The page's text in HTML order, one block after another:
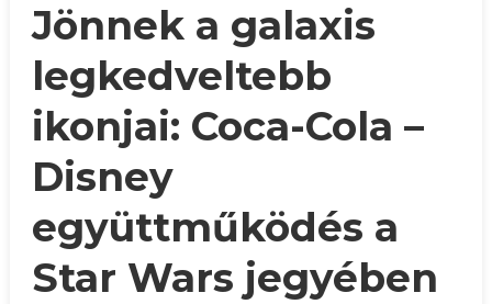
Jönnek a galaxis
legkedveltebb
ikonjai: Coca-Cola –
Disney
együttműködés a
Star Wars jegyében